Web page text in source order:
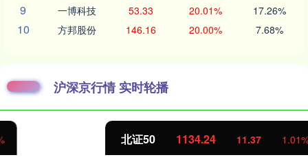
9 一博科技 53.33 20.01% 17.26%
10 方邦股份 146.16 20.00% 7.68%
沪深京行情 实时轮播
1134.24 11.37 1.01%